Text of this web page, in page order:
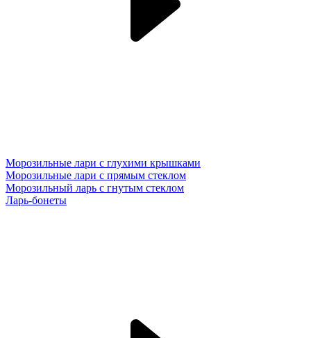
Морозильные лари с глухими крышками
Морозильные лари с прямым стеклом
Морозильный ларь с гнутым стеклом
Ларь-бонеты